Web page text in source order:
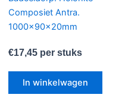
Composiet Antra.
1000x90x20mm
€17,45per stuks
In winkelwagen